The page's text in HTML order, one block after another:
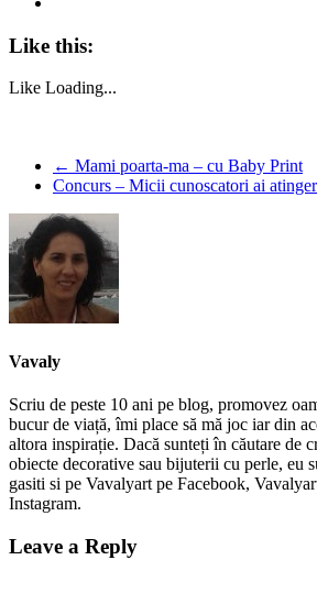
Like this:
Like Loading...
← Mami poarta-ma – cu Baby Print
Concurs – Micii cunoscatori ai
Vavaly
Scriu de peste 10 ani pe blog, promovez
bucur de viață, îmi place să mă joc iar din
altora inspirație. Dacă sunteți în căutare de
obiecte decorative sau bijuterii cu perle, eu
gasiti si pe Vavalyart pe Facebook,
Instagram.
Leave a Reply